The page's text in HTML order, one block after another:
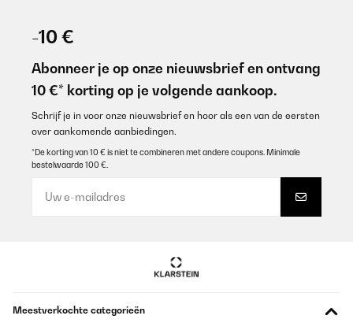
-10 €
Abonneer je op onze nieuwsbrief en ontvang
10 €* korting op je volgende aankoop.
Schrijf je in voor onze nieuwsbrief en hoor als een van de eersten
over aankomende aanbiedingen.
*De korting van 10 € is niet te combineren met andere coupons. Minimale
bestelwaarde 100 €.
Meestverkochte categorieën